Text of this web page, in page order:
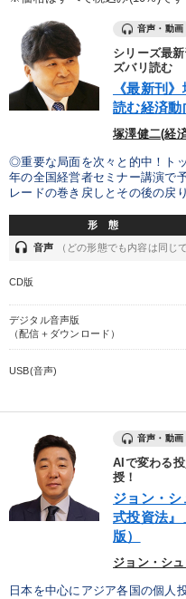
優秀各社の智恵と戦略
若手異才経営者の発想
テーマ
最新刊・戦略参謀ChatGPT
《強い財務を実践する経営者
【最新刊】精神科医・和田
会社をつくる厳選講話
経営戦略・経営実務
最新技術・トレンド
業種
音声・動画
シリーズ最
ズバリ読む
《最新刊
読む経済動
塚澤健二(経
◎重要な局面を次々と的中！ト
年の全国経営者セミナー講演で
レードの巻き戻しとその後の戻
形 態
headset 音声 （どの形態でも内容は同じ
CD版
デジタル音声版
（配信＋ダウンロード）
USB(音声)
音声・動画
AIで変わる
授！
ジョン・
式投資法』
版）
ジョン・シ
日本を中心にアジア各国の個人